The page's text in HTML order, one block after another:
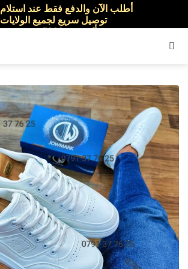
أطلب الآن والدفع فقط عند استلام
توصيل سريع لجميع الولايات
نفخر بأكثر من 5000 مشتري سعيد
القائمة